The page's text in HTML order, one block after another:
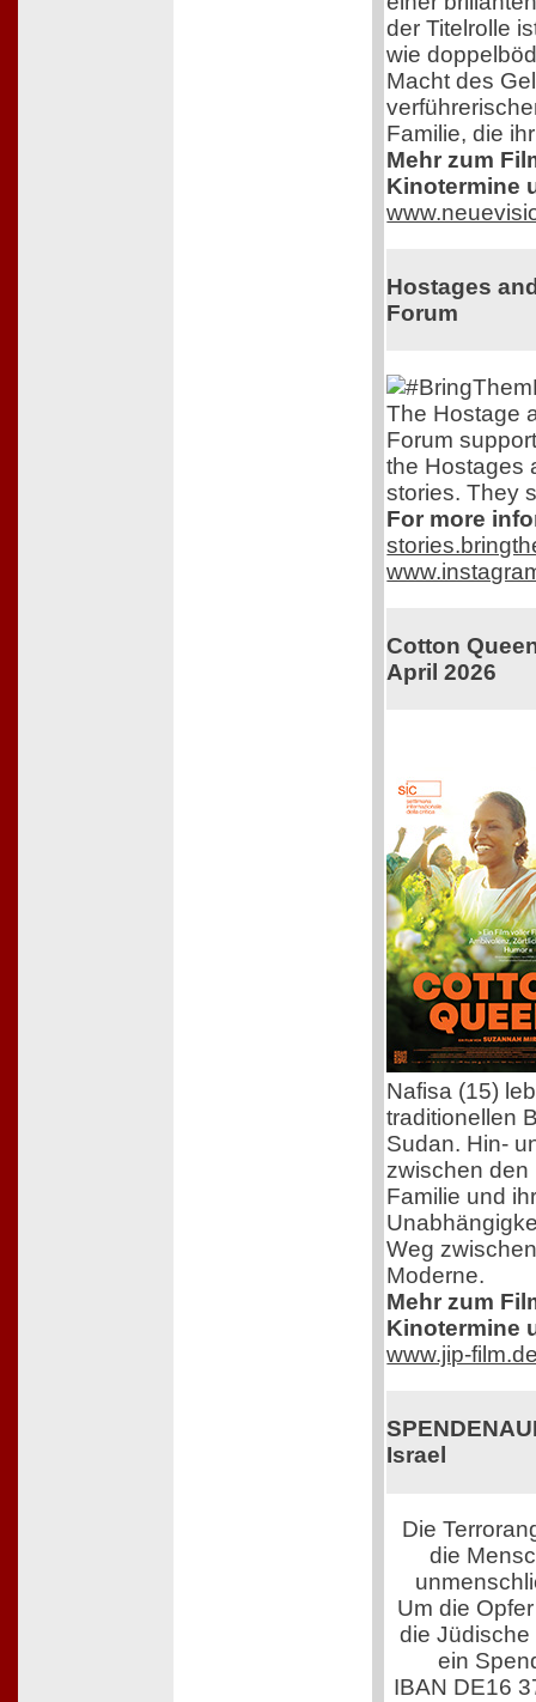
der Titelrolle
wie
Macht des
Familie, die
Mehr zum
Kinotermine
Hostages
Forum
The Hostage
Forum
the Hostages
stories. They
For more
Cotton
April 2026
Nafisa (15)
traditionellen
Sudan. Hin-
zwischen den
Familie und
Weg
Moderne.
Mehr zum
Kinotermine
www.jip-
Israel
Die
die
Um die
die
ein
IBAN DE16